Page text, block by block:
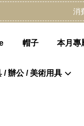
消
帽子 本月專
/ 辦公 / 美術用具